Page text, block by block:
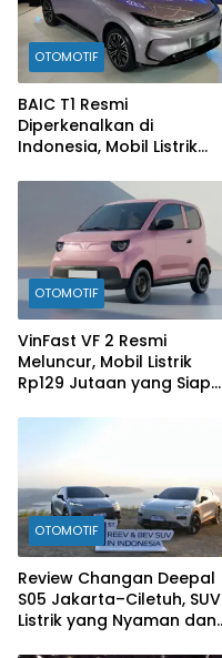
OTOMOTIF
BAIC T1 Resmi
Diperkenalkan di
Indonesia, Mobil Listrik
Ramaikan Pasar EV
OTOMOTIF
VinFast VF 2 Resmi
Meluncur, Mobil Listrik
Rp129 Jutaan yang Siap
Motor
OTOMOTIF
Review Changan Deepal
S05 Jakarta–Ciletuh, SUV
Listrik yang Nyaman dan